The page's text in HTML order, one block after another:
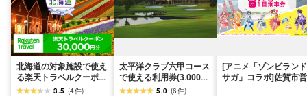
北海道の対象施設で使え
る楽天トラベルクーポン
寄付額100,000円
3.5 (4件)
太平洋クラブ六甲コース
で使える利用券(3.000円
分)
5.0 (6件)
[アニメ「ゾンビランド
サガ」コラボ]佐賀市営